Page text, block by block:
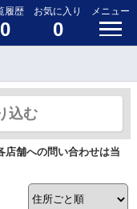
履歴
0
お気に入り
0
メニュー
込む
舗への問い合わせは当